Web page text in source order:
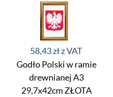
Godło Polski w ramie
drewnianej A3
29,7x42cm ZŁOTA
58,43 zł